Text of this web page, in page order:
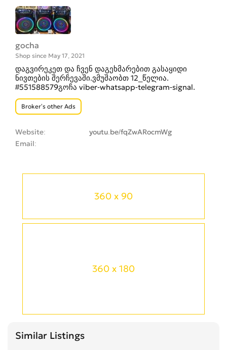
360 x 90
360 x 180
Similar Listings
gocha
Shop since May 17, 2021
დაგვირეკეთ და ჩვენ დაგეხმარებით გასაყიდი
ნივთების შერჩევაში.ვმუშაობთ 12_წელია.
#551588579გოჩა viber-whatsapp-telegram-signal.
Broker’s other Ads
Website
youtu.be/fqZwARocmWg
Email